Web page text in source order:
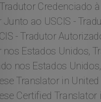
Credenciado à
Junto ao USCIS -
- Tradutor
nos Estados Unidos,
nos Estados
Translator in United
Certified Translator